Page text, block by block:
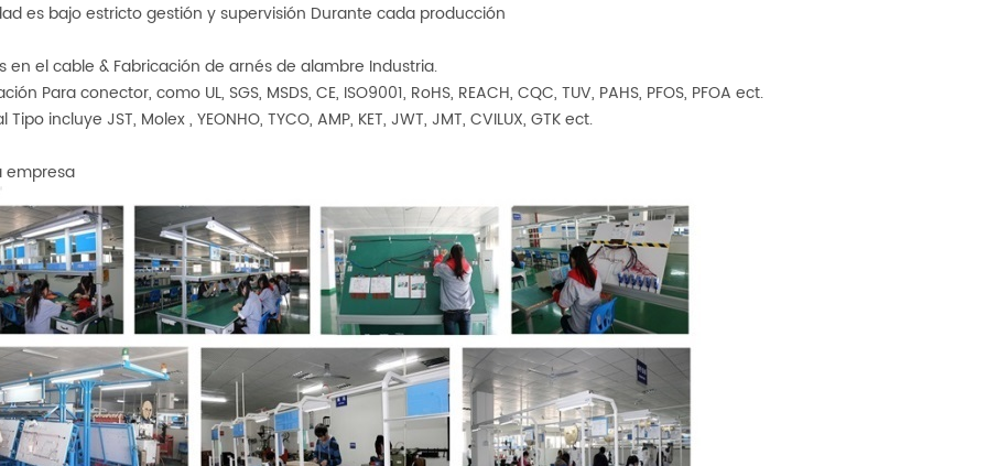
es bajo estricto gestión y supervisión Durante cada producción
en el cable & Fabricación de arnés de alambre Industria.
Para conector, como UL, SGS, MSDS, CE, ISO9001, RoHS, REACH, CQC, TUV, PAHS, PFOS, PFOA ect.
Tipo incluye JST, Molex , YEONHO, TYCO, AMP, KET, JWT, JMT, CVILUX, GTK ect.
empresa